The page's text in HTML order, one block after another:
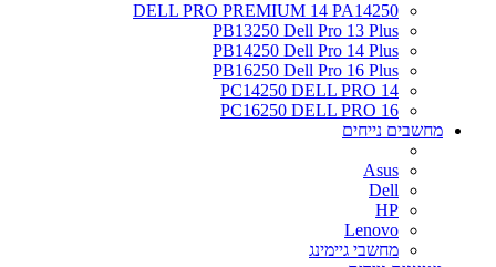
DELL PRO PREMIUM 14 PA14250
PB13250 Dell Pro 13 Plus
PB14250 Dell Pro 14 Plus
PB16250 Dell Pro 16 Plus
PC14250 DELL PRO 14
PC16250 DELL PRO 16
מחשבים נייחים
Asus
Dell
HP
Lenovo
מחשבי גיימינג